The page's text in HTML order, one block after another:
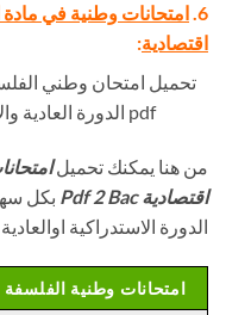
6.
اقتصادية:
pdf الدورة العادية والاستدراكية علوم اقتصاد والتدبير
من هنا يمكنك تحميل
اقتصادية Pdf 2 Bac
بكل
الدورة الاستدراكية
امتحانات وطنية الفلسفة